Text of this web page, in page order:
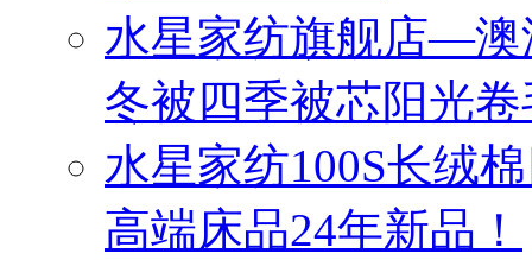
水星家纺旗舰店—澳
冬被四季被芯阳光
水星家纺100S长绒
高端床品24年新品！